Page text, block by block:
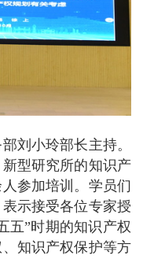
刘小玲部长主持。
型研究所的知识产
参加培训。学员们
示接受各位专家授
五”时期的知识产权
知识产权保护等方